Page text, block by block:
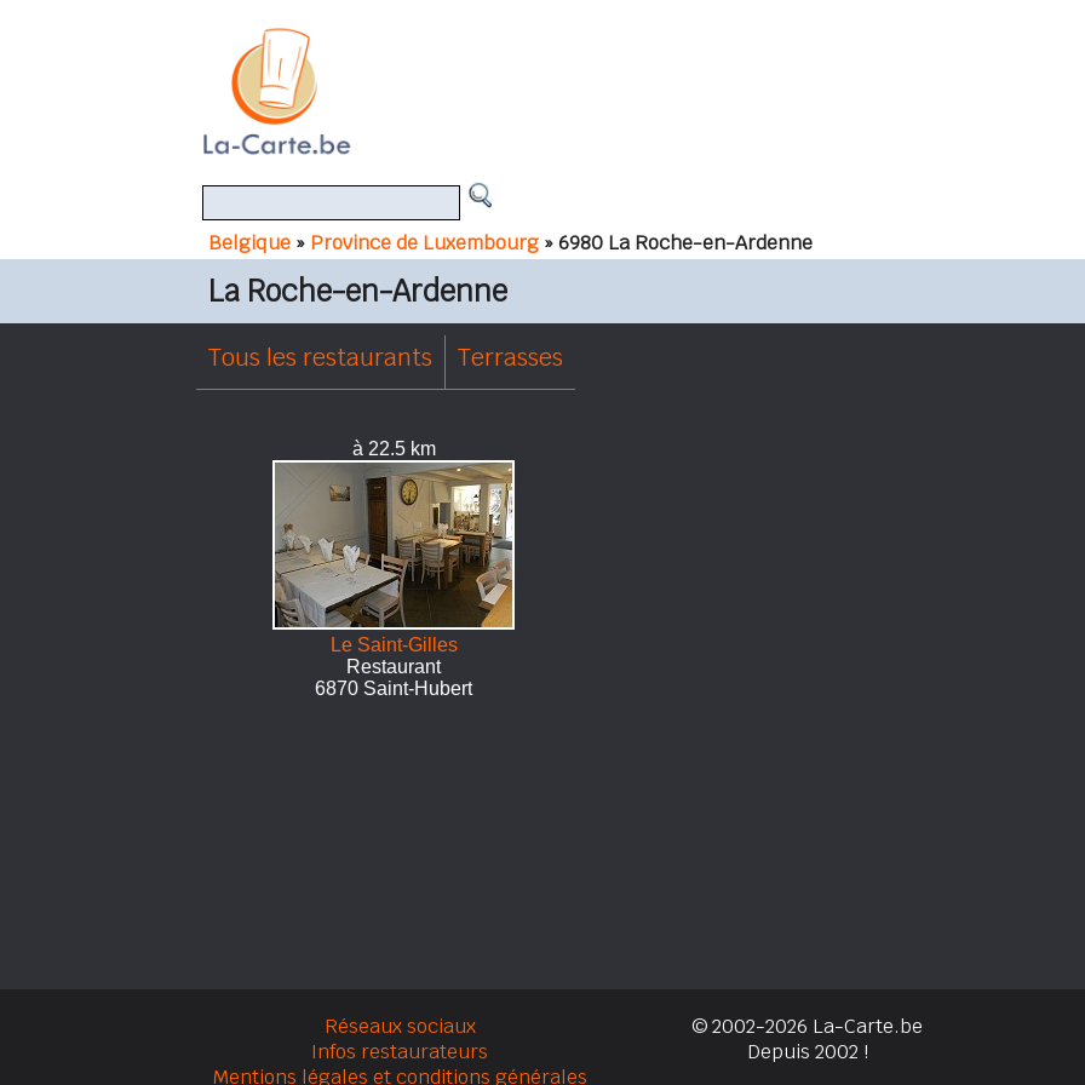
Belgique » Province de Luxembourg » 6980 La Roche-en-Ardenne
La Roche-en-Ardenne
Tous les restaurants Terrasses
à 22.5 km
Le Saint-Gilles
Restaurant
6870 Saint-Hubert
Réseaux sociaux
Infos restaurateurs
Mentions légales et conditions générales
© 2002-2026 La-Carte.be
Depuis 2002 !